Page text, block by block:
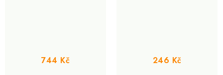
744 Kč 246 Kč